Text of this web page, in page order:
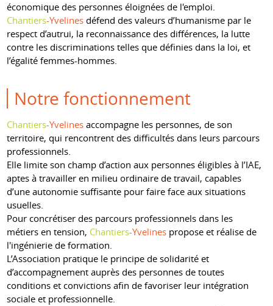
économique des personnes éloignées de l'emploi.
Chantiers-Yvelines défend des valeurs d’humanisme par le
respect d’autrui, la reconnaissance des différences, la lutte
contre les discriminations telles que définies dans la loi, et
l’égalité femmes-hommes.
Notre fonctionnement
Chantiers-Yvelines accompagne les personnes, de son
territoire, qui rencontrent des difficultés dans leurs parcours
professionnels.
Elle limite son champ d’action aux personnes éligibles à l’IAE,
aptes à travailler en milieu ordinaire de travail, capables
d’une autonomie suffisante pour faire face aux situations
usuelles.
Pour concrétiser des parcours professionnels dans les
métiers en tension, Chantiers-Yvelines propose et réalise de
l'ingénierie de formation.
L’Association pratique le principe de solidarité et
d’accompagnement auprès des personnes de toutes
conditions et convictions afin de favoriser leur intégration
sociale et professionnelle.